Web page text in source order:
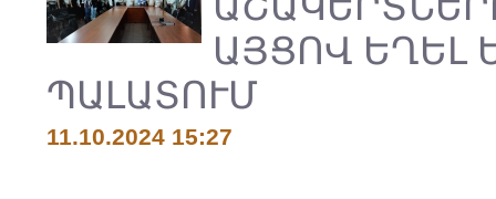
ԱՅՑՈՎ ԵՂԵԼ
ՊԱԼԱՏՈՒՄ
11.10.2024 15:27